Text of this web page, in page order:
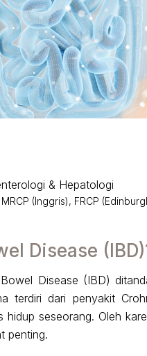
& Hepatologi
(Inggris), FRCP
Disease
Disease (IBD)
terdiri dari penyakit
seseorang. Oleh
penting.